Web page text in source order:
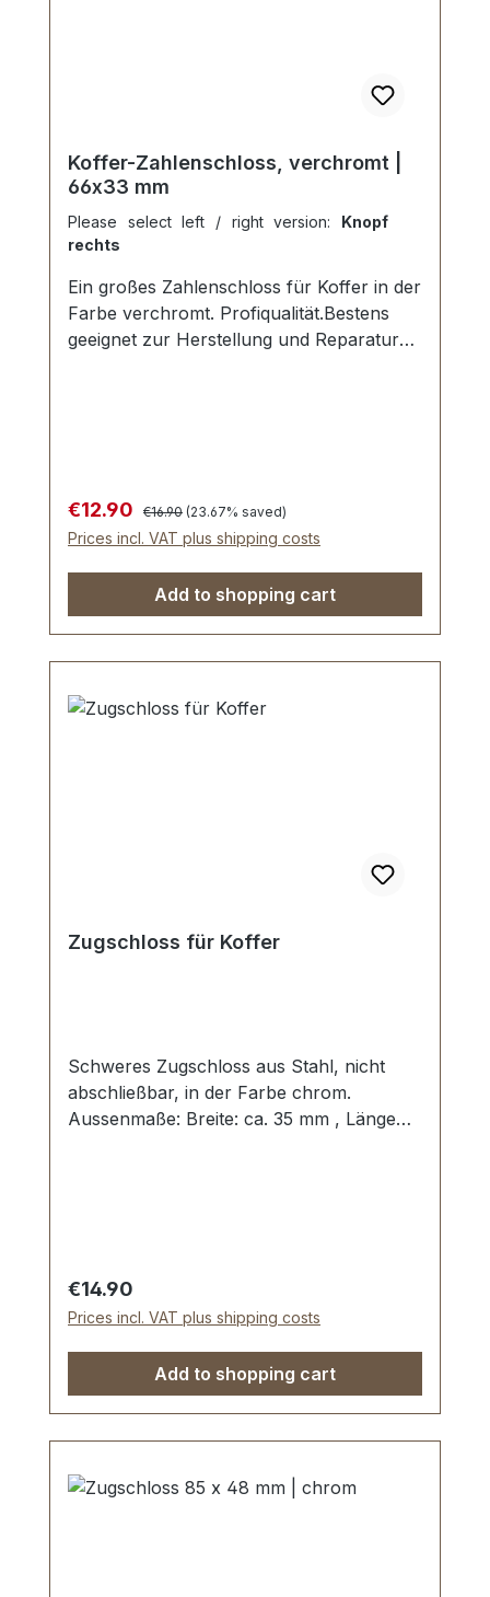
Koffer-Zahlenschloss, verchromt |
66x33 mm
Please select left / right version: Knopf
rechts
Ein großes Zahlenschloss für Koffer in der
Farbe verchromt. Profiqualität.Bestens
geeignet zur Herstellung und Reparatur
1 Stück Zahlenschloss 1 Stück Oberteil für
Zahlenschloss 1 Stück Anleitung zum
Einstellen der Wunschkombination 6
Stück Zweispitznieten
Sale price:
€12.90 Regular price:
€16.90 (23.67% saved)
Prices incl. VAT plus shipping costs
Add to shopping cart
Zugschloss für Koffer
Schweres Zugschloss aus Stahl, nicht
abschließbar, in der Farbe chrom.
Aussenmaße: Breite: ca. 35 mm , Länge
Regular price:
€14.90
Prices incl. VAT plus shipping costs
Add to shopping cart